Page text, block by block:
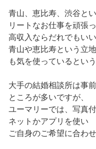
青山、恵比寿、渋谷と
リートなお仕事を頑張
高収入ならだれでもい
青山や恵比寿という立
も気を使っているとい
大手の結婚相談所は事
ところが多いですが、
ユーマリーでは、写真
ネットかアプリを使い
ご自身のご希望に合わ